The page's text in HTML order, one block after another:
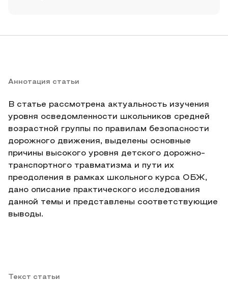
Аннотация статьи
В статье рассмотрена актуальность изучения
уровня осведомленности школьников средней
возрастной группы по правилам безопасности
дорожного движения, выделены основные
причины высокого уровня детского дорожно-
транспортного травматизма и пути их
преодоления в рамках школьного курса ОБЖ,
дано описание практического исследования
данной темы и представлены соответствующие
выводы.
Текст статьи